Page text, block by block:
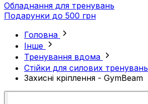
Обладнання для тренувань
Подарунки до 500 грн
Головна
Інше
Тренування вдома
Стійки для силових тренувань
Захисні кріплення - GymBeam